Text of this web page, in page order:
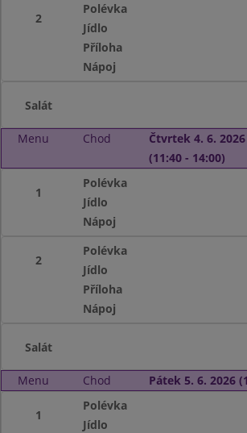
2
Polévka
Jídlo
Příloha
Nápoj
Salát
Menu Chod
Čtvrtek 4. 6. 2026
(11:40 - 14:00)
1
Polévka
Jídlo
Nápoj
2
Polévka
Jídlo
Příloha
Nápoj
Salát
Menu Chod Pátek 5. 6. 2026
1
Polévka
Jídlo